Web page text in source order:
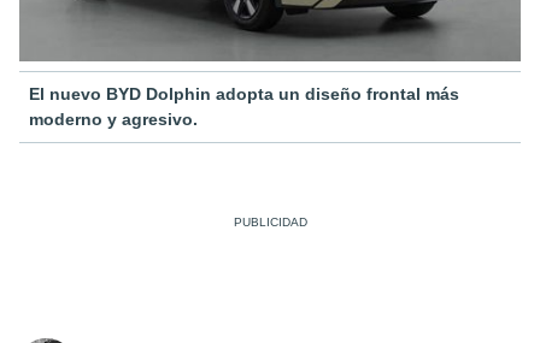
El nuevo BYD Dolphin adopta un diseño frontal más
moderno y agresivo.